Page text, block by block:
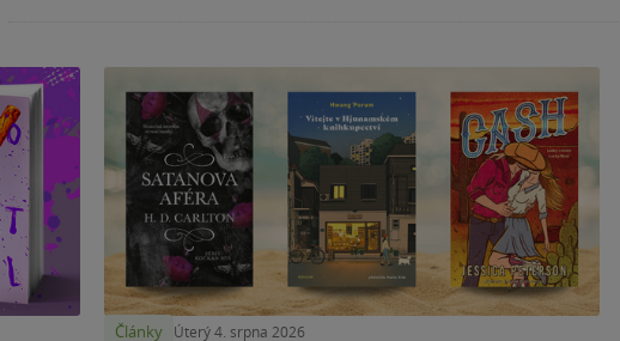
Články Úterý 4. srpna 2026